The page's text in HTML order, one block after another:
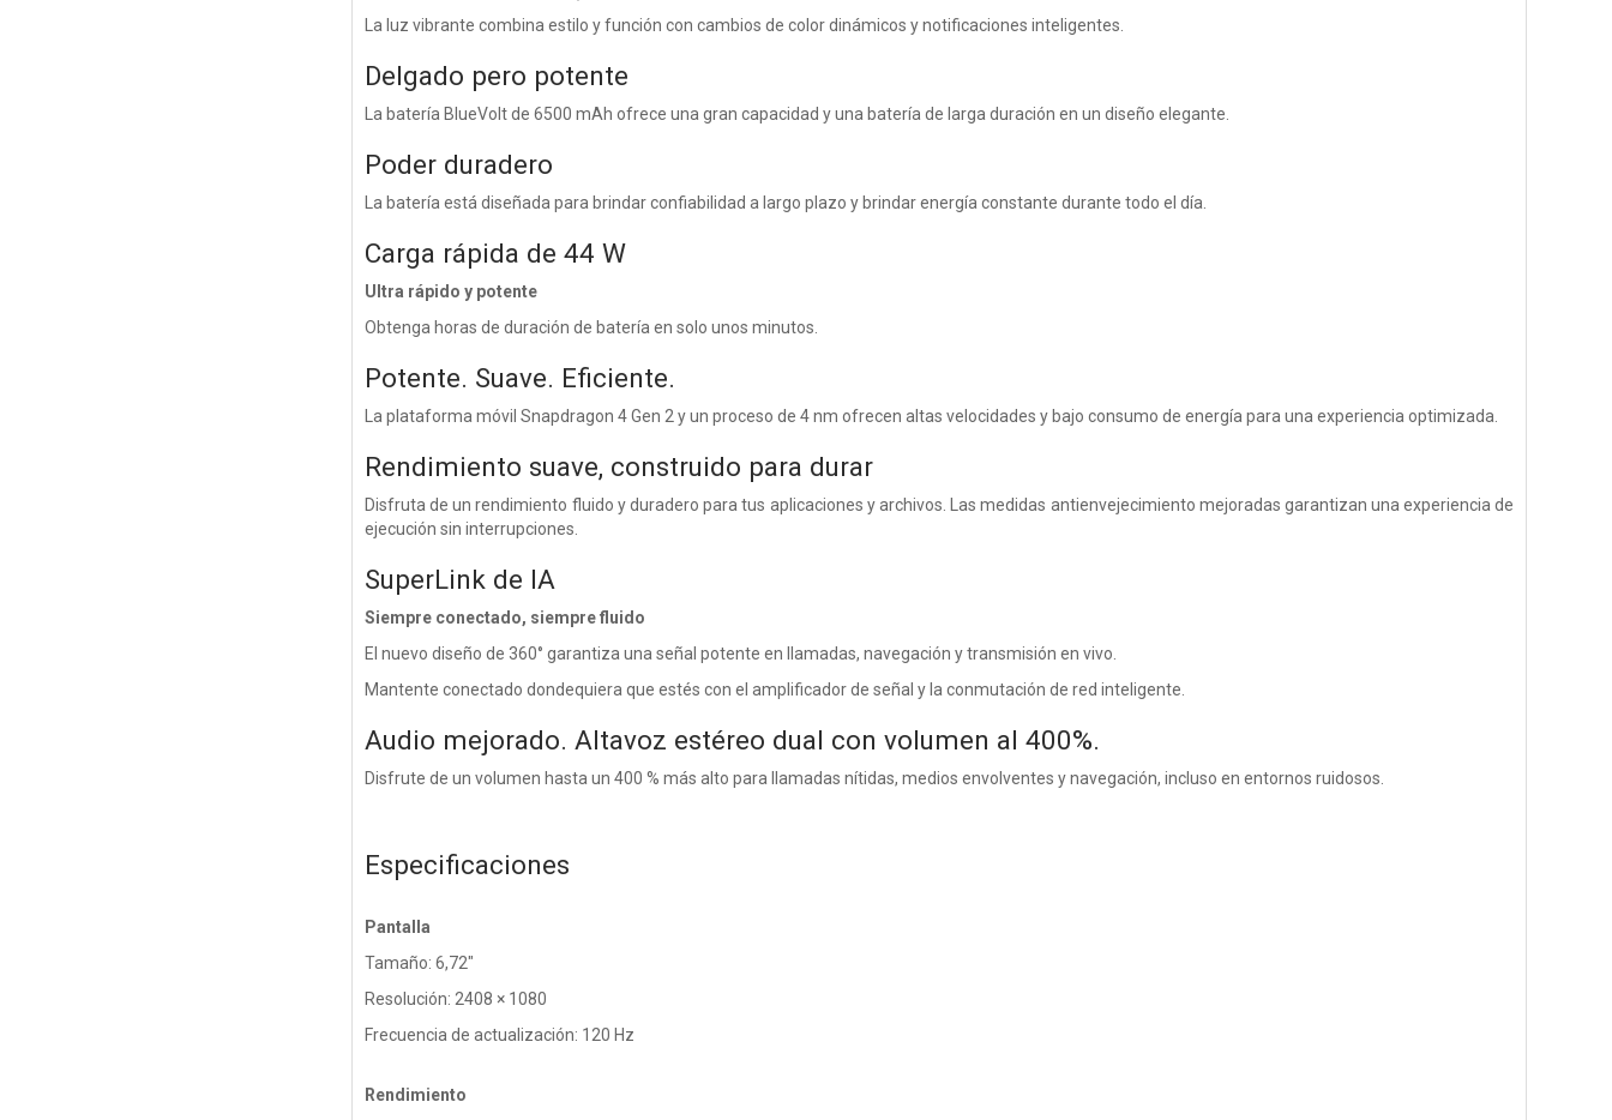
La luz vibrante combina estilo y función con cambios de color dinámicos y notificaciones inteligentes.
Delgado pero potente
La batería BlueVolt de 6500 mAh ofrece una gran capacidad y una batería de larga duración en un diseño elegante.
Poder duradero
La batería está diseñada para brindar confiabilidad a largo plazo y brindar energía constante durante todo el día.
Carga rápida de 44 W
Ultra rápido y potente
Obtenga horas de duración de batería en solo unos minutos.
Potente. Suave. Eficiente.
La plataforma móvil Snapdragon 4 Gen 2 y un proceso de 4 nm ofrecen altas velocidades y bajo consumo de energía para una experiencia optimizada.
Rendimiento suave, construido para durar
Disfruta de un rendimiento fluido y duradero para tus aplicaciones y archivos. Las medidas antienvejecimiento mejoradas garantizan una experiencia de
ejecución sin interrupciones.
SuperLink de IA
Siempre conectado, siempre fluido
El nuevo diseño de 360° garantiza una señal potente en llamadas, navegación y transmisión en vivo.
Mantente conectado dondequiera que estés con el amplificador de señal y la conmutación de red inteligente.
Audio mejorado. Altavoz estéreo dual con volumen al 400%.
Disfrute de un volumen hasta un 400 % más alto para llamadas nítidas, medios envolventes y navegación, incluso en entornos ruidosos.
Especificaciones
Pantalla
Tamaño: 6,72"
Resolución: 2408 × 1080
Frecuencia de actualización: 120 Hz
Rendimiento